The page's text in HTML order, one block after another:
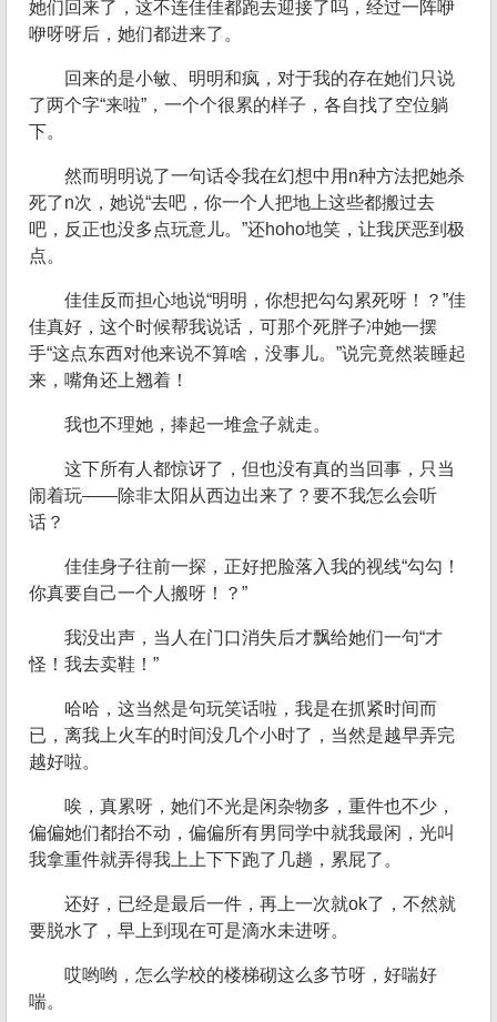
她们回来了，这不连佳佳都跑去迎接了吗，经过一阵咿
咿呀呀后，她们都进来了。
回来的是小敏、明明和疯，对于我的存在她们只说
了两个字“来啦”，一个个很累的样子，各自找了空位躺
下。
然而明明说了一句话令我在幻想中用n种方法把她杀
死了n次，她说“去吧，你一个人把地上这些都搬过去
吧，反正也没多点玩意儿。”还hoho地笑，让我厌恶到极
点。
佳佳反而担心地说“明明，你想把勾勾累死呀！？”佳
佳真好，这个时候帮我说话，可那个死胖子冲她一摆
手“这点东西对他来说不算啥，没事儿。”说完竟然装睡起
来，嘴角还上翘着！
我也不理她，捧起一堆盒子就走。
这下所有人都惊讶了，但也没有真的当回事，只当
闹着玩——除非太阳从西边出来了？要不我怎么会听
话？
佳佳身子往前一探，正好把脸落入我的视线“勾勾！
你真要自己一个人搬呀！？”
我没出声，当人在门口消失后才飘给她们一句“才
怪！我去卖鞋！”
哈哈，这当然是句玩笑话啦，我是在抓紧时间而
已，离我上火车的时间没几个小时了，当然是越早弄完
越好啦。
唉，真累呀，她们不光是闲杂物多，重件也不少，
偏偏她们都抬不动，偏偏所有男同学中就我最闲，光叫
我拿重件就弄得我上上下下跑了几趟，累屁了。
还好，已经是最后一件，再上一次就ok了，不然就
要脱水了，早上到现在可是滴水未进呀。
哎哟哟，怎么学校的楼梯砌这么多节呀，好喘好
喘。